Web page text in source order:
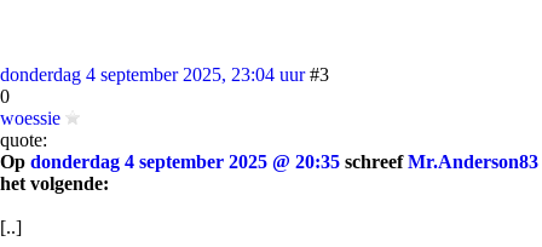
donderdag 4 september 2025, 23:04 uur #3
0
woessie
quote:
Op donderdag 4 september 2025 @ 20:35 schreefMr.Anderson83
het volgende:
[..]